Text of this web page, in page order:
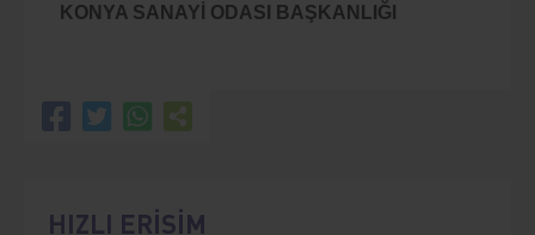
HIZLI ERİŞİM
KONYA SANAYİ ODASI BAŞKANLIĞI